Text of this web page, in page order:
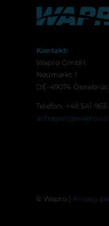
Kontakt:
Wapro GmbH
Neumarkt 1
DE-49074
Telefon: +49 541 963
© Wapro | Privacy